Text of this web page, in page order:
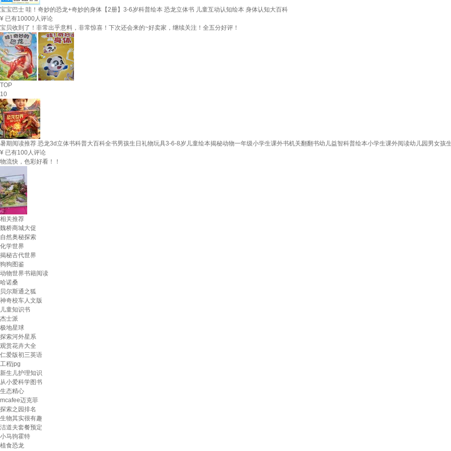
宝宝巴士 哇！奇妙的恐龙+奇妙的身体【2册】3-6岁科普绘本 恐龙立体书 儿童互动认知绘本 身体认知大百科
¥ 已有10000人评论
宝贝收到了！非常出乎意料，非常惊喜！下次还会来的~好卖家，继续关注！全五分好评！
TOP
10
暑期阅读推荐 恐龙3d立体书科普大百科全书男孩生日礼物玩具3-6-8岁儿童绘本揭秘动物一年级小学生课外书机关翻翻书幼儿益智科普绘本小学生课外阅读幼儿园男女孩
¥ 已有100人评论
物流快，色彩好看！！
相关推荐
魏桥商城大促
自然奥秘探索
化学世界
揭秘古代世界
狗狗图鉴
动物世界书籍阅读
哈诺桑
贝尔斯通之狐
神奇校车人文版
儿童知识书
杰士派
极地星球
探索河外星系
观赏花卉大全
仁爱版初三英语
工程jpg
新生儿护理知识
从小爱科学图书
生态精心
mcafee迈克菲
探索之园排名
生物其实很有趣
洁道夫套餐预定
小马驹霍特
植食恐龙